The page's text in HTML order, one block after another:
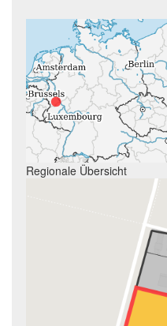
Regionale Übersicht